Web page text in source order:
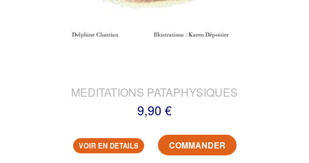
MEDITATIONS PATAPHYSIQUES
9,90 €
VOIR EN DETAILS COMMANDER